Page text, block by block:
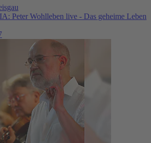
Peter Wohlleben live - Das geheime Leben